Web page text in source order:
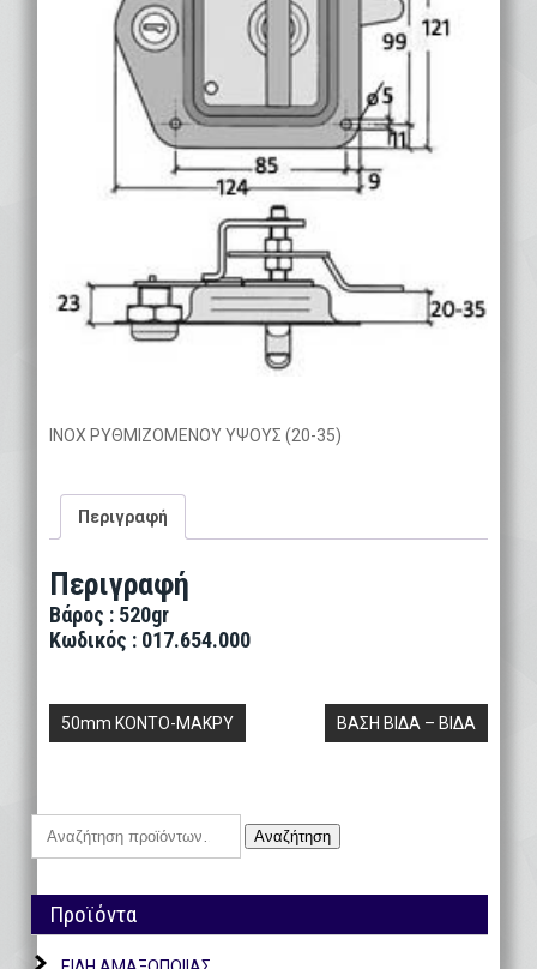
INOX ΡΥΘΜΙΖΟΜΕΝΟΥ ΥΨΟΥΣ (20-35)
Περιγραφή
Περιγραφή
Βάρος : 520gr
Κωδικός : 017.654.000
Πλοήγηση
50mm ΚΟΝΤΟ-ΜΑΚΡΥ ΒΑΣΗ ΒΙΔΑ – ΒΙΔΑ
Αναζήτηση
για:
Αναζήτηση
Προϊόντα